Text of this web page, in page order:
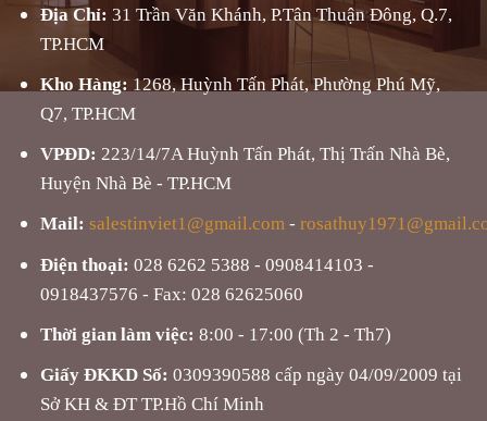
Địa Chỉ: 31 Trần Văn Khánh, P.Tân Thuận Đông, Q.7,
TP.HCM
Kho Hàng: 1268, Huỳnh Tấn Phát, Phường Phú Mỹ,
Q7, TP.HCM
VPĐD: 223/14/7A Huỳnh Tấn Phát, Thị Trấn Nhà Bè,
Huyện Nhà Bè - TP.HCM
Mail: salestinviet1@gmail.com -
Điện thoại: 028 6262 5388 - 0908414103 -
0918437576 - Fax: 028 62625060
Thời gian làm việc: 8:00 - 17:00 (Th 2 - Th7)
Giấy ĐKKD Số: 0309390588 cấp ngày 04/09/2009 tại
Sở KH & ĐT TP.Hồ Chí Minh